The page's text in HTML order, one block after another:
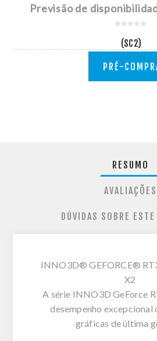
Previsão de
(SC2)
PRÉ-
RESUMO
AVALIAÇÕES
DÚVIDAS SOBRE
INNO3D® GEFORCE®
X2
A série INNO3D GeForce
desempenho excepcional
gráficas de última